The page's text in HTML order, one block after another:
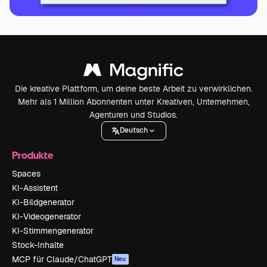
Die kreative Plattform, um deine beste Arbeit zu verwirklichen.
Mehr als 1 Million Abonnenten unter Kreativen, Unternehmen,
Agenturen und Studios.
Deutsch
Produkte
Spaces
KI-Assistent
KI-Bildgenerator
KI-Videogenerator
KI-Stimmengenerator
Stock-Inhalte
MCP für Claude/ChatGPT Neu